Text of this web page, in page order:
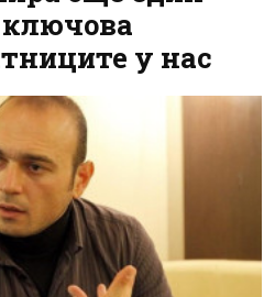
ключова
у нас